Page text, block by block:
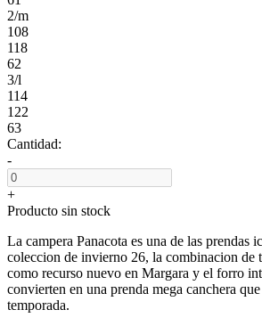
2/m
108
118
62
3/l
114
122
63
Cantidad:
-
+
Producto sin stock
La campera Panacota es una de las prendas
coleccion de invierno 26, la combinacion de
como recurso nuevo en Margara y el forro
convierten en una prenda mega canchera
temporada.